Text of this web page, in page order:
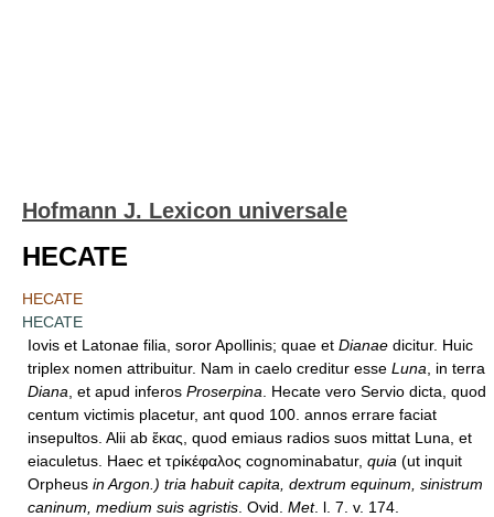
Hofmann J. Lexicon universale
HECATE
HECATE
HECATE
Iovis et Latonae filia, soror Apollinis; quae et Dianae dicitur. Huic
triplex nomen attribuitur. Nam in caelo creditur esse Luna , in terra
Diana , et apud inferos Proserpina . Hecate vero Servio dicta, quod
centum victimis placetur, ant quod 100. annos errare faciat
insepultos. Alii ab ἕκας, quod emiaus radios suos mittat Luna, et
eiaculetus. Haec et τρίκέφαλος cognominabatur, quia (ut inquit
Orpheus in Argon.) tria habuit capita, dextrum equinum, sinistrum
caninum, medium suis agristis . Ovid. Met. l. 7. v. 174.